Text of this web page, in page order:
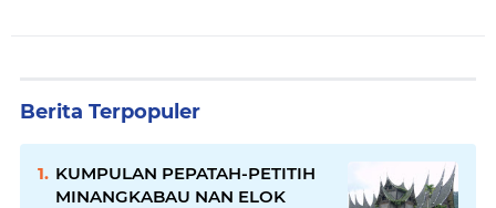
Berita Terpopuler
KUMPULAN PEPATAH-PETITIH
MINANGKABAU NAN ELOK